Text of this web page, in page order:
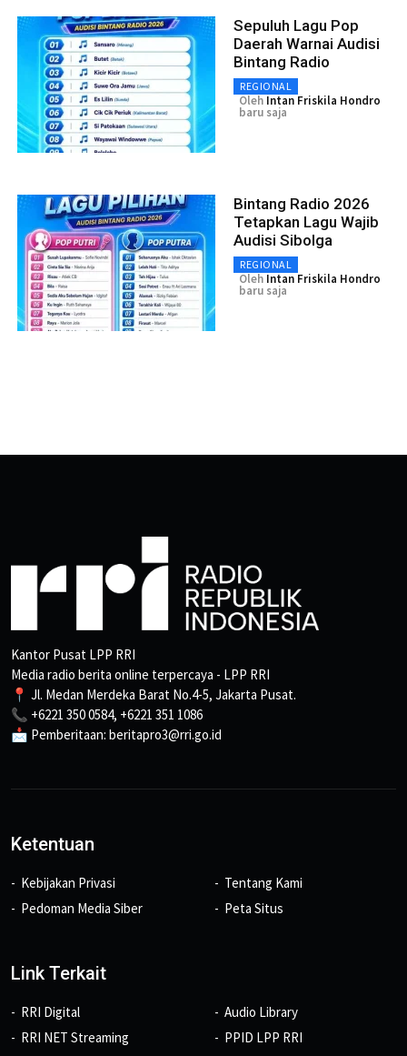
Sepuluh Lagu Pop
Daerah Warnai Audisi
Bintang Radio
REGIONAL
Oleh Intan Friskila Hondro
baru saja
Bintang Radio 2026
Tetapkan Lagu Wajib
Audisi Sibolga
REGIONAL
Oleh Intan Friskila Hondro
baru saja
Kantor Pusat LPP RRI
Media radio berita online terpercaya - LPP RRI
📍 Jl. Medan Merdeka Barat No.4-5, Jakarta Pusat.
📞 +6221 350 0584, +6221 351 1086
📩 Pemberitaan: beritapro3@rri.go.id
Ketentuan
Kebijakan Privasi
Pedoman Media Siber
Tentang Kami
Peta Situs
Link Terkait
RRI Digital
RRI NET Streaming
Audio Library
PPID LPP RRI